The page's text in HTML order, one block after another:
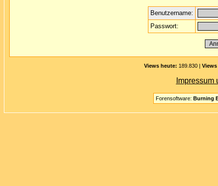
Benutzername:
Passwort:
Views heute: 189.830 |
Forensoftware: Burning